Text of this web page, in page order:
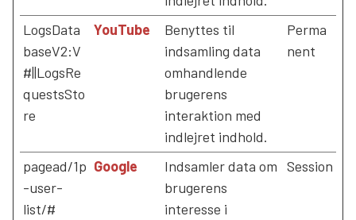
LogsData
baseV2:V
#||LogsRe
questsSto
re
YouTube
Benyttes til
indsamling data
omhandlende
brugerens
interaktion med
indlejret indhold.
Perma
nent
pagead/1p
-user-
list/#
Google
Indsamler data om
brugerens
interesse i
Session